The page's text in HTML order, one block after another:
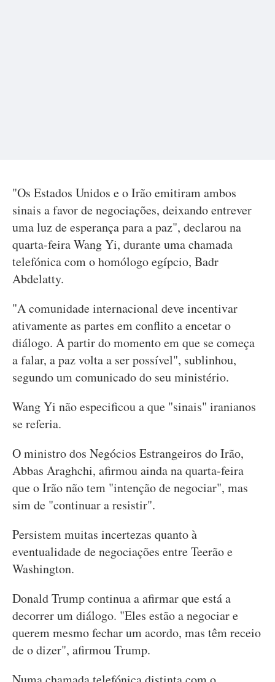
"Os Estados Unidos e o Irão emitiram ambos
sinais a favor de negociações, deixando entrever
uma luz de esperança para a paz", declarou na
quarta-feira Wang Yi, durante uma chamada
telefónica com o homólogo egípcio, Badr
Abdelatty.
"A comunidade internacional deve incentivar
ativamente as partes em conflito a encetar o
diálogo. A partir do momento em que se começa
a falar, a paz volta a ser possível", sublinhou,
segundo um comunicado do seu ministério.
Wang Yi não especificou a que "sinais" iranianos
se referia.
O ministro dos Negócios Estrangeiros do Irão,
Abbas Araghchi, afirmou ainda na quarta-feira
que o Irão não tem "intenção de negociar", mas
sim de "continuar a resistir".
Persistem muitas incertezas quanto à
eventualidade de negociações entre Teerão e
Washington.
Donald Trump continua a afirmar que está a
decorrer um diálogo. "Eles estão a negociar e
querem mesmo fechar um acordo, mas têm receio
de o dizer", afirmou Trump.